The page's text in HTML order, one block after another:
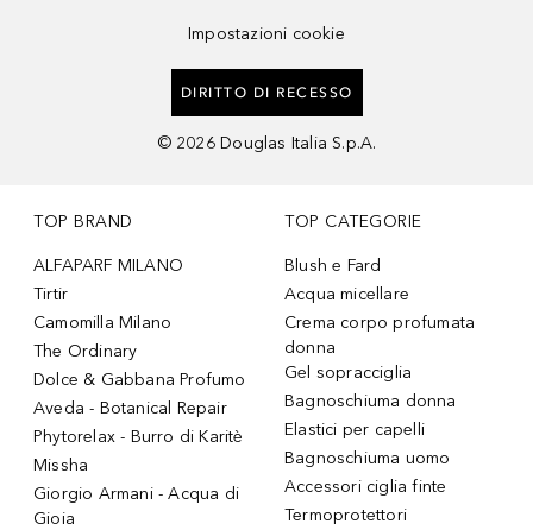
Impostazioni cookie
DIRITTO DI RECESSO
© 2026 Douglas Italia S.p.A.
TOP BRAND
ALFAPARF MILANO
Tirtir
Camomilla Milano
The Ordinary
Dolce & Gabbana Profumo
Aveda - Botanical Repair
Phytorelax - Burro di Karitè
Missha
Giorgio Armani - Acqua di
Gioia
TOP CATEGORIE
Blush e Fard
Acqua micellare
Crema corpo profumata
donna
Gel sopracciglia
Bagnoschiuma donna
Elastici per capelli
Bagnoschiuma uomo
Accessori ciglia finte
Termoprotettori